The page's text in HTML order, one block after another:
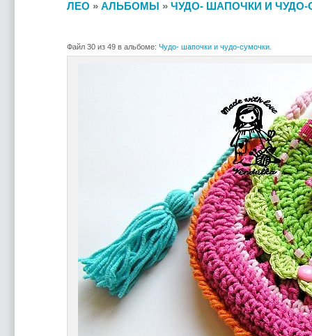
ЛЕО » АЛЬБОМЫ » ЧУДО- ШАПОЧКИ И ЧУДО-
Файл 30 из 49 в альбоме: Чудо- шапочки и чудо-сумочки.